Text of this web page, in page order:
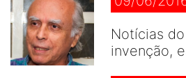
Notícias
invenção,